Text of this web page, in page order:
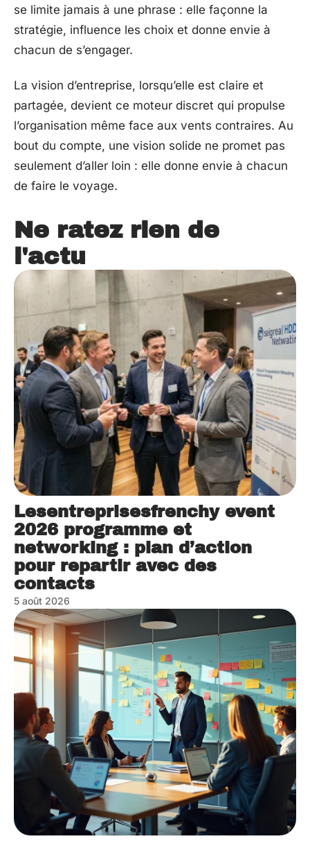
se limite jamais à une phrase : elle façonne la
stratégie, influence les choix et donne envie à
chacun de s’engager.
La vision d’entreprise, lorsqu’elle est claire et
partagée, devient ce moteur discret qui propulse
l’organisation même face aux vents contraires. Au
bout du compte, une vision solide ne promet pas
seulement d’aller loin : elle donne envie à chacun
de faire le voyage.
Ne ratez rien de
l'actu
Lesentreprisesfrenchy event
2026 programme et
networking : plan d’action
pour repartir avec des
contacts
5 août 2026